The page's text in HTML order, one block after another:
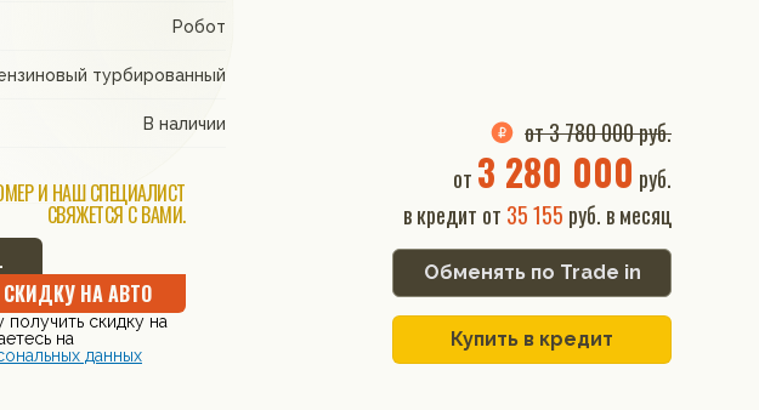
Робот
турбированный
В наличии
И НАШ СПЕЦИАЛИСТ
СВЯЖЕТСЯ С ВАМИ.
НА АВТО
скидку на
на
данных
от 3 780 000 руб.
от 3 280 000 руб.
в кредит от 35 155 руб. в месяц
Обменять по Trade in
Купить в кредит